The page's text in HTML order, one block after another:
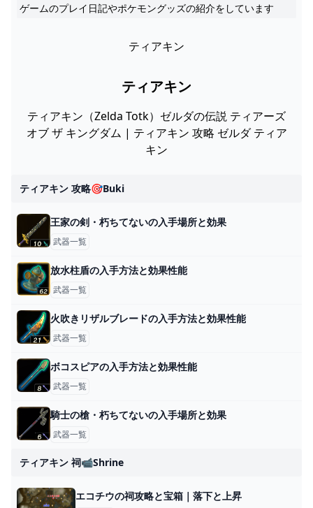
ゲームのプレイ日記やポケモングッズの紹介をしています
ティアキン
ティアキン
ティアキン（Zelda Totk）ゼルダの伝説 ティアーズ
オブ ザ キングダム | ティアキン 攻略 ゼルダ ティア
キン
ティアキン 攻略🎯buki
王家の剣・朽ちてないの入手場所と効果
武器一覧
放水柱盾の入手方法と効果性能
武器一覧
火吹きリザルブレードの入手方法と効果性能
武器一覧
ボコスピアの入手方法と効果性能
武器一覧
騎士の槍・朽ちてないの入手場所と効果
武器一覧
ティアキン 祠📹shrine
エコチウの祠攻略と宝箱｜落下と上昇